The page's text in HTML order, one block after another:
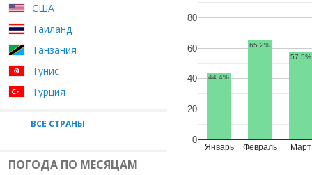
США
Таиланд
Танзания
Тунис
Турция
ВСЕ СТРАНЫ
ПОГОДА ПО МЕСЯЦАМ
Январь Февраль Март
0
20
40
60
80
44.4%
65.2%
57.5%